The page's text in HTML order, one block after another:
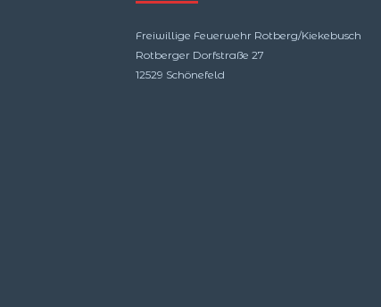
Freiwillige Feuerwehr Rotberg/Kiekebusch
Rotberger Dorfstraße 27
12529 Schönefeld